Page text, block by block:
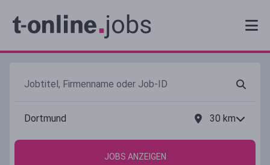
30 km
JOBS ANZEIGEN